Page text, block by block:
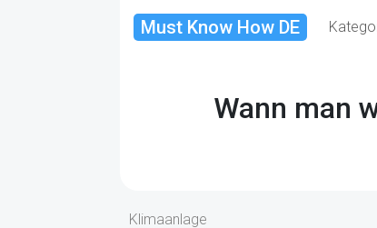
Must Know How DE
Wann man
Klimaanlage